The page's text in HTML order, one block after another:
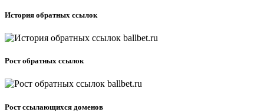
История обратных ссылок
Рост обратных ссылок
Рост ссылающихся доменов